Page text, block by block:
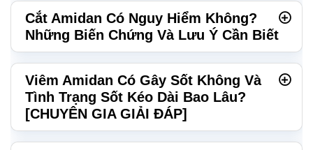
Cắt Amidan Có Nguy Hiểm Không?
Những Biến Chứng Và Lưu Ý Cần Biết
Viêm Amidan Có Gây Sốt Không Và
Tình Trạng Sốt Kéo Dài Bao Lâu?
[CHUYÊN GIA GIẢI ĐÁP]